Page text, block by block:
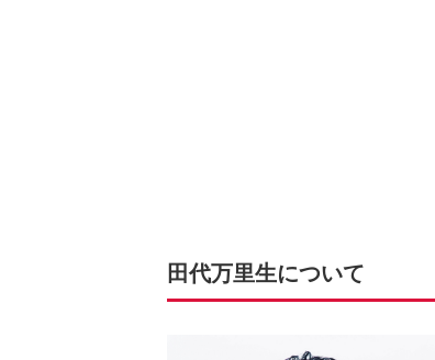
田代万里生について